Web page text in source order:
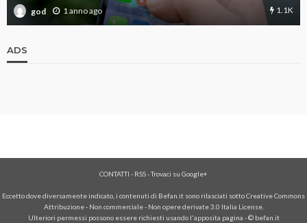
god 1 anno ago 1.1K
ADS
CONTATTI - RSS-Trovaci su Google+
Eccetto dove diversamente indicato, i contenuti di Befan.it sono rilasciati sotto Creative Commons
Attribuzione - Non commerciale - Non opere derivate 3.0 Italia License.
Ulteriori permessi possono essere richiesti usando l'apposita pagina - © befan.it